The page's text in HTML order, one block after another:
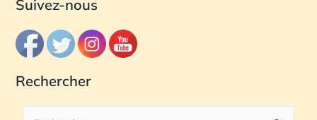
Suivez-nous
Rechercher